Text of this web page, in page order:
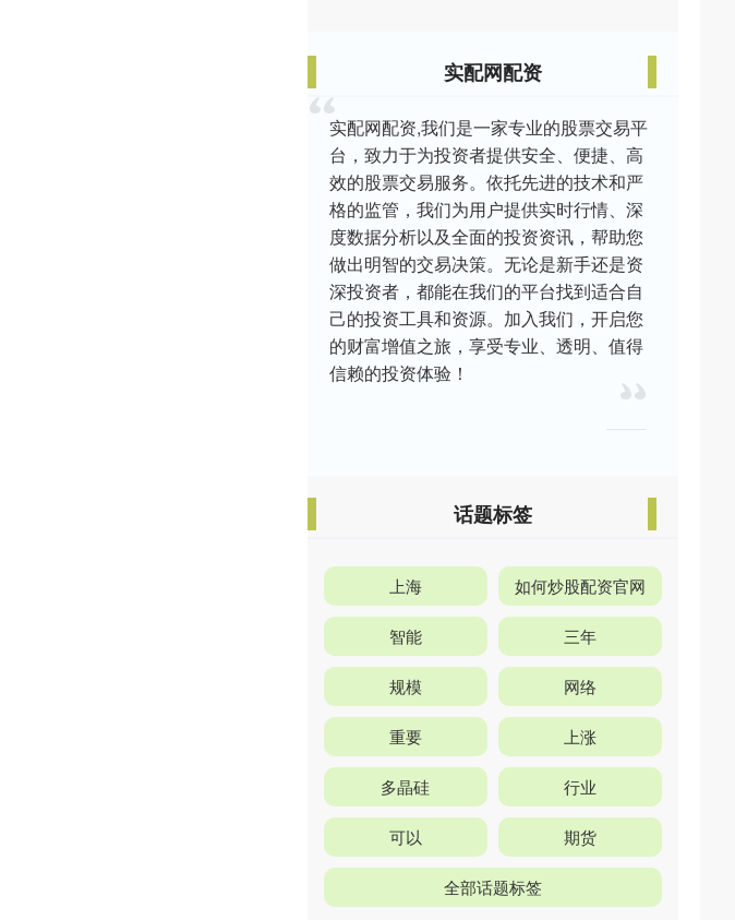
实配网配资
实配网配资,我们是一家专业的股票交易平
台，致力于为投资者提供安全、便捷、高
效的股票交易服务。依托先进的技术和严
格的监管，我们为用户提供实时行情、深
度数据分析以及全面的投资资讯，帮助您
做出明智的交易决策。无论是新手还是资
深投资者，都能在我们的平台找到适合自
己的投资工具和资源。加入我们，开启您
的财富增值之旅，享受专业、透明、值得
信赖的投资体验！
话题标签
上海 如何炒股配资官网
智能 三年
规模 网络
重要 上涨
多晶硅 行业
可以 期货
全部话题标签